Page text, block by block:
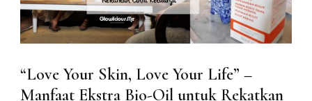
“Love Your Skin, Love Your Life” –
Manfaat Ekstra Bio-Oil untuk Rekatkan